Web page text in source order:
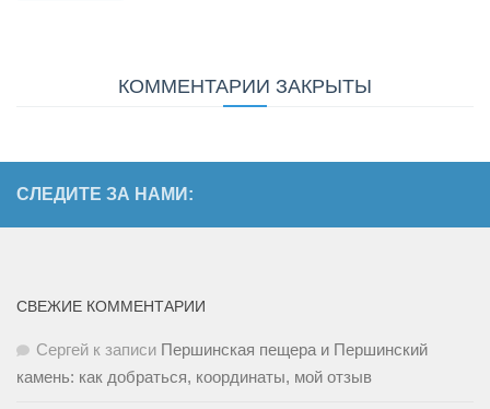
КОММЕНТАРИИ ЗАКРЫТЫ
СЛЕДИТЕ ЗА НАМИ:
СВЕЖИЕ КОММЕНТАРИИ
Сергей к записи Першинская пещера и Першинский
камень: как добраться, координаты, мой отзыв